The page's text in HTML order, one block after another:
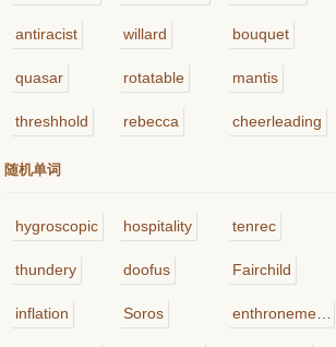
antiracist willard bouquet
quasar rotatable mantis
threshhold rebecca cheerleading
随机单词
hygroscopic hospitality tenrec
thundery doofus Fairchild
inflation Soros